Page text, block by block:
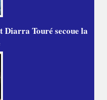
Diarra Touré secoue la